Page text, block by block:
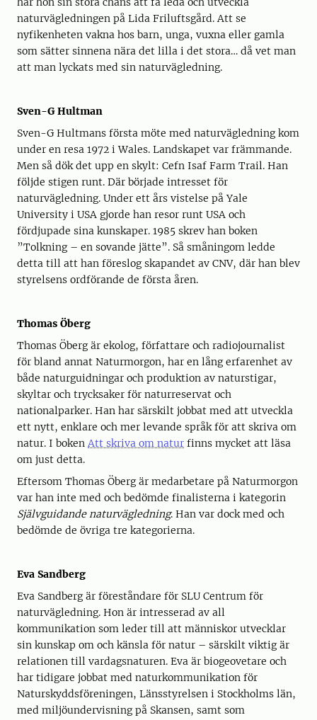
naturvägledningen på Lida Friluftsgård. Att se
nyfikenheten vakna hos barn, unga, vuxna eller gamla
som sätter sinnena nära det lilla i det stora… då vet man
att man lyckats med sin naturvägledning.
Sven-G Hultman
Sven-G Hultmans första möte med naturvägledning kom
under en resa 1972 i Wales. Landskapet var främmande.
Men så dök det upp en skylt: Cefn Isaf Farm Trail. Han
följde stigen runt. Där började intresset för
naturvägledning. Under ett års vistelse på Yale
University i USA gjorde han resor runt USA och
fördjupade sina kunskaper. 1985 skrev han boken
”Tolkning – en sovande jätte”. Så småningom ledde
detta till att han föreslog skapandet av CNV, där han blev
styrelsens ordförande de första åren.
Thomas Öberg
Thomas Öberg är ekolog, författare och radiojournalist
för bland annat Naturmorgon, har en lång erfarenhet av
både naturguidningar och produktion av naturstigar,
skyltar och trycksaker för naturreservat och
nationalparker. Han har särskilt jobbat med att utveckla
ett nytt, enklare och mer levande språk för att skriva om
natur. I boken Att skriva om natur finns mycket att läsa
om just detta.
Eftersom Thomas Öberg är medarbetare på Naturmorgon
var han inte med och bedömde finalisterna i kategorin
Självguidande naturvägledning. Han var dock med och
bedömde de övriga tre kategorierna.
Eva Sandberg
Eva Sandberg är föreståndare för SLU Centrum för
naturvägledning. Hon är intresserad av all
kommunikation som leder till att människor utvecklar
sin kunskap om och känsla för natur – särskilt viktig är
relationen till vardagsnaturen. Eva är biogeovetare och
har tidigare jobbat med naturkommunikation för
Naturskyddsföreningen, Länsstyrelsen i Stockholms län,
med miljöundervisning på Skansen, samt som